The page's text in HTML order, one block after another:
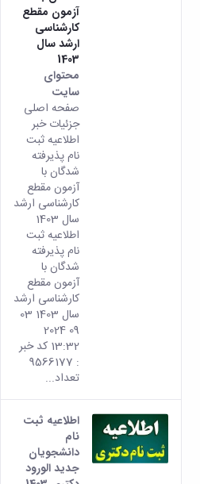
آزمون مقطع
کارشناسی
ارشد سال
1403
محتوای
سایت
صفحه اصلی
جزئیات خبر
اطلاعیه ثبت
نام پذیرفته
شدگان با
آزمون مقطع
کارشناسی ارشد
سال 1403
اطلاعیه ثبت
نام پذیرفته
شدگان با
آزمون مقطع
کارشناسی ارشد
سال 1403 03
09 2024
13:32 کد خبر
: 9566177
تعداد...
اطلاعیه ثبت
نام
دانشجویان
جدید الورود